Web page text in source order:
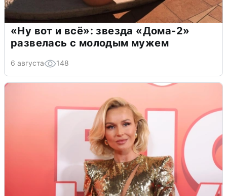
«Ну вот и всё»: звезда «Дома-2»
развелась с молодым мужем
6 августа 148